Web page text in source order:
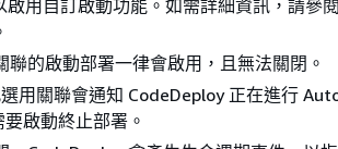
啟用自訂啟動功能。如需詳細資訊，請參
聯的啟動部署一律會啟用，且無法關閉。
用關聯會通知 CodeDeploy 正在進行
啟動終止部署。